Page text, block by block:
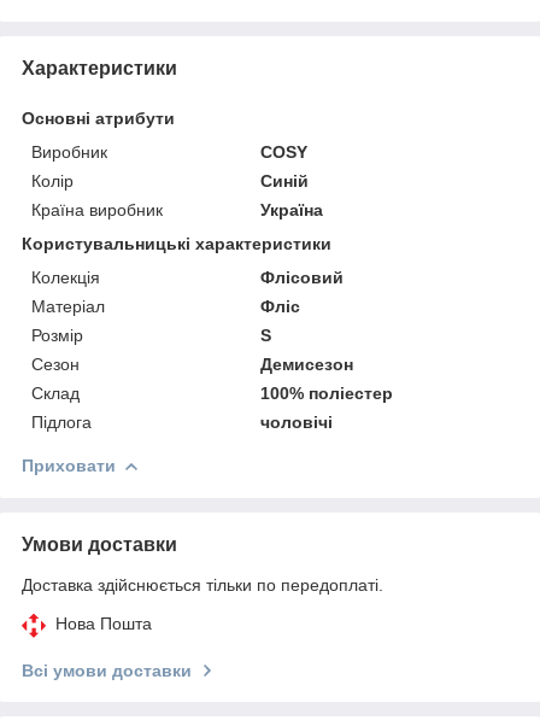
Характеристики
Основні атрибути
Виробник
COSY
Колір
Синій
Країна виробник
Україна
Користувальницькі характеристики
Колекція
Флісовий
Матеріал
Фліс
Розмір
S
Сезон
Демисезон
Склад
100% поліестер
Підлога
чоловічі
Приховати
Умови доставки
Доставка здійснюється тільки по передоплаті.
Нова Пошта
Всі умови доставки